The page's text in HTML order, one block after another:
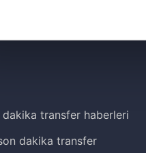
kullanıcılar, bu
iyi bir hizmet
vasıtasıyla çeşitli kişisel
kullanılmaktadır. Diğer
pazarlama faaliyetlerinin
ilişkin tercihlerinizi
dakika transfer haberleri
dakika transfer